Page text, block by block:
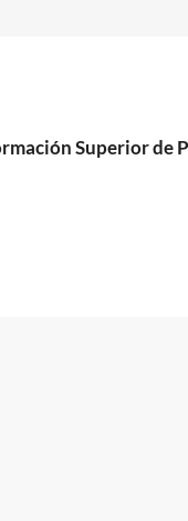
Superior de